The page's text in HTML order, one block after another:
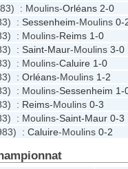
: Moulins-Orléans 2-0
: Sessenheim-Moulins 0-
: Moulins-Reims 1-0
: Saint-Maur-Moulins 3-0
: Moulins-Caluire 1-0
: Orléans-Moulins 1-2
: Moulins-Sessenheim 1-
: Reims-Moulins 0-3
: Moulins-Saint-Maur 0-3
: Caluire-Moulins 0-2